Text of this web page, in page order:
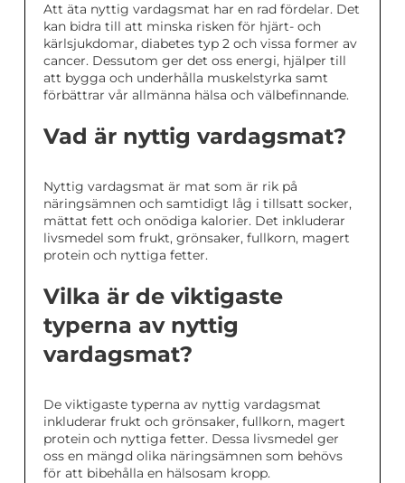
Att äta nyttig vardagsmat har en rad fördelar. Det
kan bidra till att minska risken för hjärt- och
kärlsjukdomar, diabetes typ 2 och vissa former av
cancer. Dessutom ger det oss energi, hjälper till
att bygga och underhålla muskelstyrka samt
förbättrar vår allmänna hälsa och välbefinnande.
Vad är nyttig vardagsmat?
Nyttig vardagsmat är mat som är rik på
näringsämnen och samtidigt låg i tillsatt socker,
mättat fett och onödiga kalorier. Det inkluderar
livsmedel som frukt, grönsaker, fullkorn, magert
protein och nyttiga fetter.
Vilka är de viktigaste
typerna av nyttig
vardagsmat?
De viktigaste typerna av nyttig vardagsmat
inkluderar frukt och grönsaker, fullkorn, magert
protein och nyttiga fetter. Dessa livsmedel ger
oss en mängd olika näringsämnen som behövs
för att bibehålla en hälsosam kropp.